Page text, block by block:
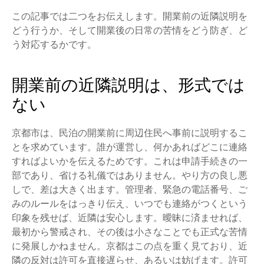
この記事では二つをお伝えします。開業前の近隣説明を
どう行うか、そして開業後の日常の苦情をどう防ぎ、ど
う対応するかです。
開業前の近隣説明は、形式では
ない
京都市は、民泊の開業前に周辺住民へ事前に説明するこ
とを求めています。誰が運営し、何かあればどこに連絡
すればよいかを伝えるためです。これは申請手続きの一
部であり、省ける礼儀ではありません。やり方の良し悪
しで、差は大きく出ます。管理者、緊急の電話番号、ご
みのルールをはっきり伝え、いつでも連絡がつくという
印象を残せば、近隣は安心します。曖昧に済ませれば、
最初から警戒され、その後は小さなことでも正式な苦情
に発展しかねません。京都はこの点を重く見ており、近
隣の反対は許可を直接遅らせ、あるいは妨げます。許可